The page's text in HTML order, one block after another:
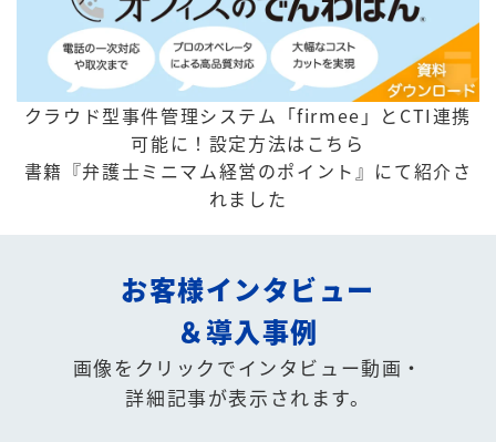
クラウド型事件管理システム「firmee」とCTI連携
可能に！ 設定方法はこちら
書籍『弁護士ミニマム経営のポイント』にて紹介さ
れました
お客様インタビュー
＆導入事例
画像をクリックでインタビュー動画・
詳細記事が表示されます。